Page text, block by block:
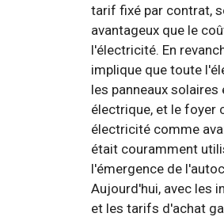
tarif fixé par contrat,
avantageux que le
l'électricité. En
implique que toute
les panneaux solaires
électrique, et le foyer
électricité comme
était couramment
l'émergence de
Aujourd'hui, avec les
et les tarifs d'achat